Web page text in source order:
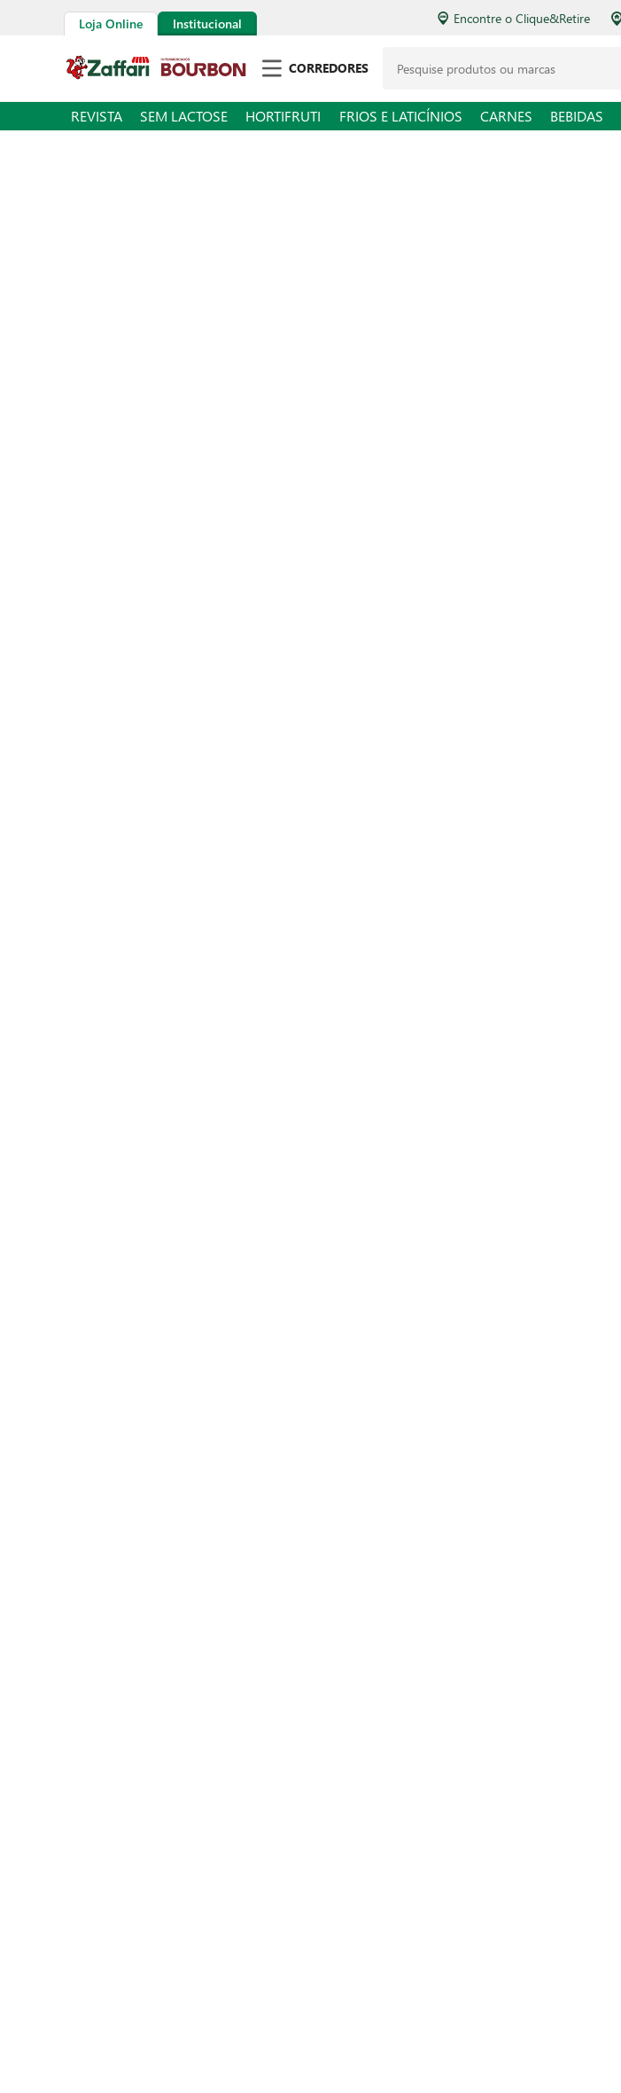
Loja Online Institucional Encontre o Clique&Retire
CORREDORES
REVISTA SEM LACTOSE HORTIFRUTI FRIOS E LATICÍNIOS CARNES BEBIDAS